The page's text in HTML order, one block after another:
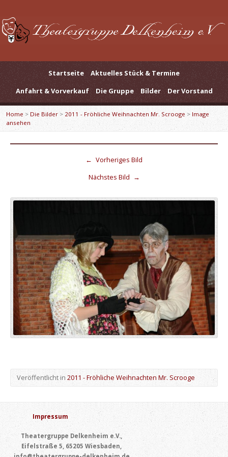
Startseite
Aktuelles Stück & Termine
Anfahrt & Vorverkauf
Die Gruppe Bilder Der Vorstand
Home > Die Bilder> 2011 - Fröhliche Weihnachten Mr. Scrooge > Image
ansehen
← Vorheriges Bild
Nächstes Bild →
Veröffentlicht in2011 - Fröhliche Weihnachten Mr. Scrooge
Impressum
Theatergruppe Delkenheim e.V.,
Eifelstraße 5, 65205 Wiesbaden,